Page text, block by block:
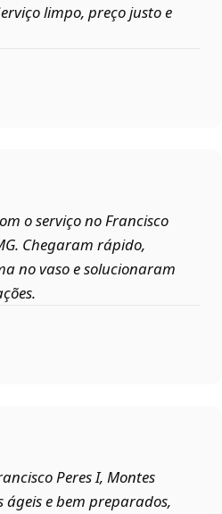
limpo, preço justo e
o serviço no Francisco
Chegaram rápido,
no vaso e solucionaram
Peres I, Montes
ágeis e bem preparados,